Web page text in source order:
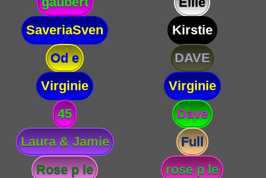
SaveriaSven
Kirstie
Od e
DAVE
Virginie
Virginie
45
Dave
Laura & Jamie
Full
Rose p le
rose p le